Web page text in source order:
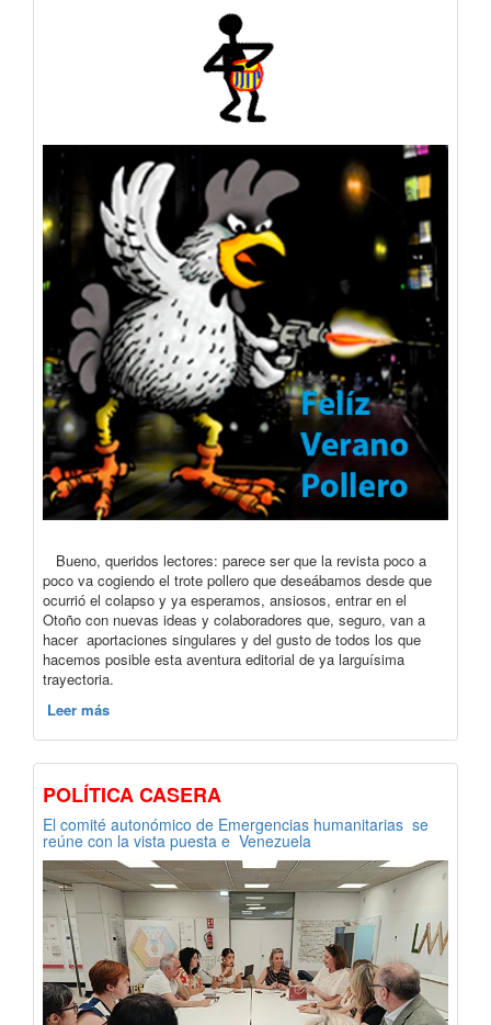
Bueno, queridos lectores: parece ser que la revista poco a
poco va cogiendo el trote pollero que deseábamos desde que
ocurrió el colapso y ya esperamos, ansiosos, entrar en el
Otoño con nuevas ideas y colaboradores que, seguro, van a
hacer aportaciones singulares y del gusto de todos los que
hacemos posible esta aventura editorial de ya larguísima
trayectoria.
Leer más
POLÍTICA CASERA
El comité autonómico de Emergencias humanitarias se
reúne con la vista puesta e Venezuela